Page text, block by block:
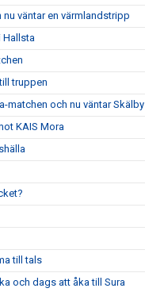
väntar en värmlandstripp
Hallsta
truppen
matchen och nu väntar Skälby
KAIS Mora
till tals
och dags att åka till Sura